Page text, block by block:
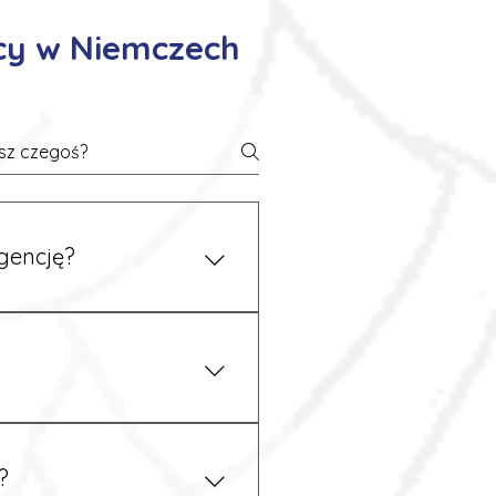
w Niemczech
się z nami telefonicznie.
niemieckiego,